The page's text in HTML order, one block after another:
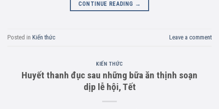
CONTINUE READING →
Posted in Kiến thức Leave a comment
KIẾN THỨC
Huyết thanh đục sau những bữa ăn thịnh soạn
dịp lễ hội, Tết